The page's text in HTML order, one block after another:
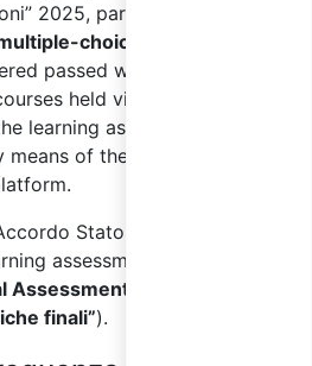
2025, participants will be
choice questions
passed with at least 70%
held via synchronous
learning assessments are
means of the
Stato Regioni” 2025,
assessments will be
Assessment Report
finali”).